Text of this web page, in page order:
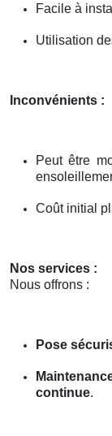
Facile à
Utilisation
Inconvénients :
Peut être
Coût initial
Nos services :
Nous offrons :
Pose
continue.